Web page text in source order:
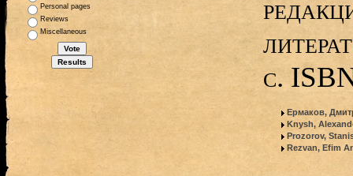
Personal pages
Reviews
Miscellaneous
с.
Ермаков,
Knysh,
Prozorov,
Rezvan, Efim